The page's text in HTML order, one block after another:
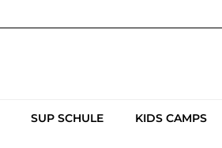
SUP SCHULE KIDS CAMPS